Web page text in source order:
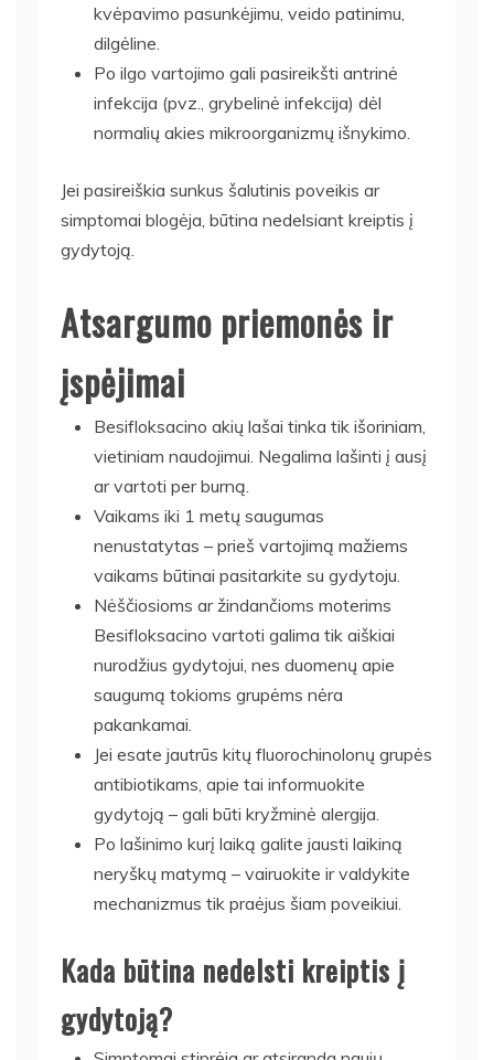
kvėpavimo pasunkėjimu, veido patinimu,
dilgėline.
Po ilgo vartojimo gali pasireikšti antrinė
infekcija (pvz., grybelinė infekcija) dėl
normalių akies mikroorganizmų išnykimo.
Jei pasireiškia sunkus šalutinis poveikis ar
simptomai blogėja, būtina nedelsiant kreiptis į
gydytoją.
Atsargumo priemonės ir
įspėjimai
Besifloksacino akių lašai tinka tik išoriniam,
vietiniam naudojimui. Negalima lašinti į ausį
ar vartoti per burną.
Vaikams iki 1 metų saugumas
nenustatytas – prieš vartojimą mažiems
vaikams būtinai pasitarkite su gydytoju.
Nėščiosioms ar žindančioms moterims
Besifloksacino vartoti galima tik aiškiai
nurodžius gydytojui, nes duomenų apie
saugumą tokioms grupėms nėra
pakankamai.
Jei esate jautrūs kitų fluorochinolonų grupės
antibiotikams, apie tai informuokite
gydytoją – gali būti kryžminė alergija.
Po lašinimo kurį laiką galite jausti laikiną
neryškų matymą – vairuokite ir valdykite
mechanizmus tik praėjus šiam poveikiui.
Kada būtina nedelsti kreiptis į
gydytoją?